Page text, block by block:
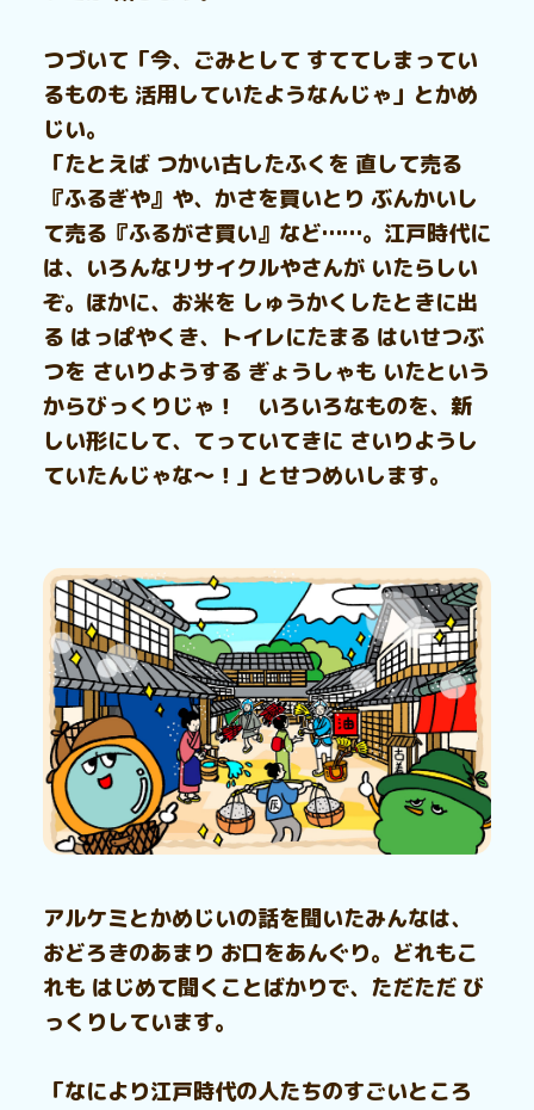
つづいて「今、ごみとして すててしまってい
るものも 活用していたようなんじゃ」とかめ
じい。
「たとえば つかい古したふくを 直して売る
『ふるぎや』や、かさを買いとり ぶんかいし
て売る『ふるがさ買い』など……。江戸時代に
は、いろんなリサイクルやさんが いたらしい
ぞ。ほかに、お米を しゅうかくしたときに出
る はっぱやくき、トイレにたまる はいせつぶ
つを さいりようする ぎょうしゃも いたという
からびっくりじゃ！ いろいろなものを、新
しい形にして、てっていてきに さいりようし
ていたんじゃな～！」とせつめいします。
アルケミとかめじいの話を聞いたみんなは、
おどろきのあまり お口をあんぐり。どれもこ
れも はじめて聞くことばかりで、ただただ び
っくりしています。
「なにより江戸時代の人たちのすごいところ